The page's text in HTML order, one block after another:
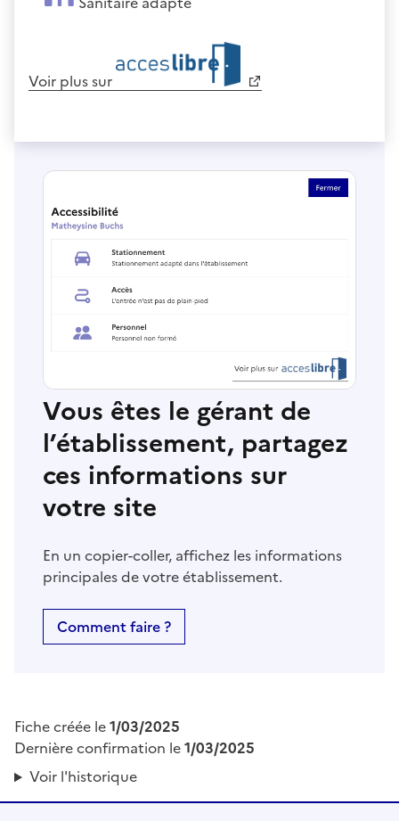
Voir plus sur
Vous êtes le gérant de
l’établissement, partagez
ces informations sur
votre site
En un copier-coller, affichez les informations
principales de votre établissement.
Comment faire ?
Fiche créée le1/03/2025
Dernière confirmation le1/03/2025
Voir l'historique